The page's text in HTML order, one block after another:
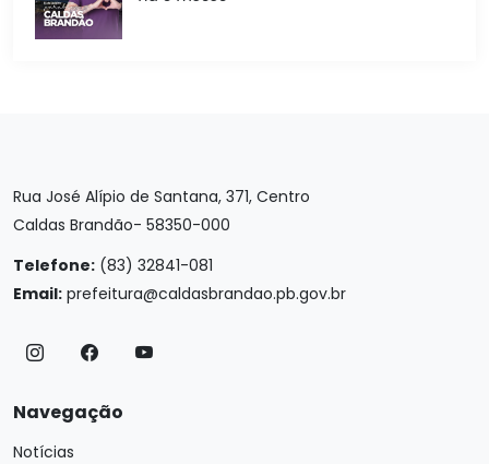
Rua José Alípio de Santana, 371, Centro
Caldas Brandão- 58350-000
Telefone: (83) 32841-081
Email: prefeitura@caldasbrandao.pb.gov.br
Navegação
Notícias